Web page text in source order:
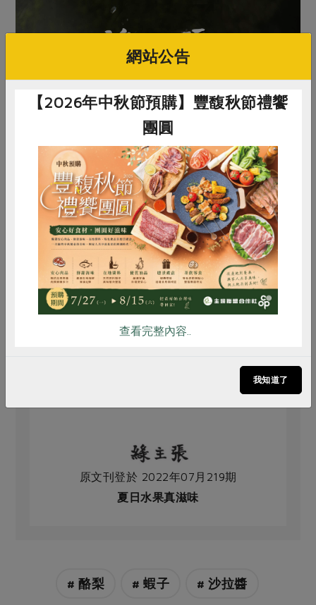
原文刊登於 2022年07月219期
夏日水果真滋味
# 酪梨 # 蝦子 # 沙拉醬
惜食 RPET 食譜 減硝酸鹽
雞蛋 食安 共同購買
網站公告
【2026年中秋節預購】豐馥秋節禮饗
團圓
查看完整內容..
我知道了